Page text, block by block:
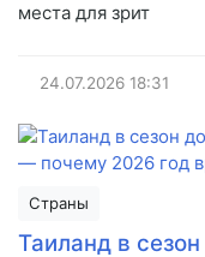
места для зрит
24.07.2026 18:31
Страны
Таиланд в